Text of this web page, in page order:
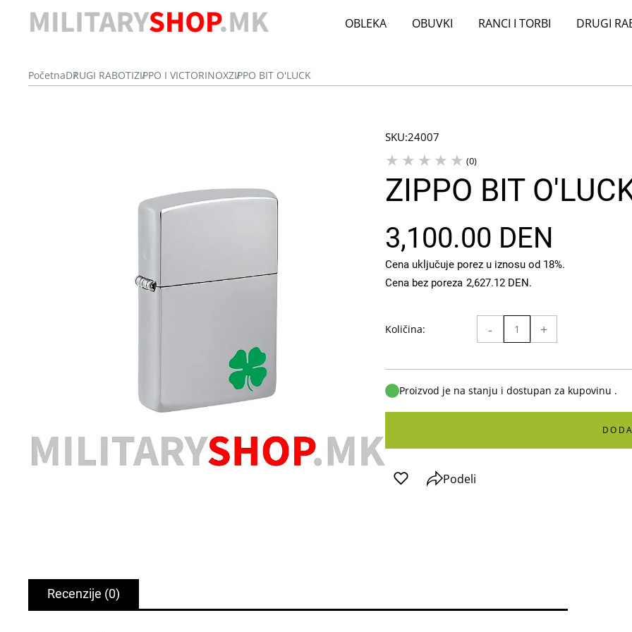
OBLEKA OBUVKI RANCI I TORBI DRUGI
PočetnaDRUGI RABOTIZIPPO I VICTORINOXZIPPO BIT O'LUCK
SKU:24007
(0)
ZIPPO BIT
3,100.00 DEN
Cena uključuje porez u iznosu od 18%.
Cena bez poreza 2,627.12 DEN.
Količina: - +
Proizvod je na stanju i dostupan za kupovinu .
Podeli
Recenzije (0)